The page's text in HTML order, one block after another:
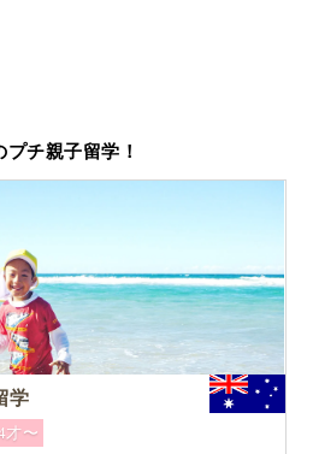
チ親子留学！
学
才〜